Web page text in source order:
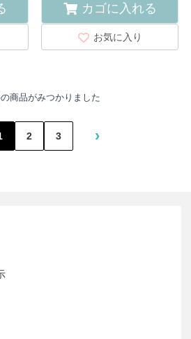
カゴに入れる
お気に入り
商品がみつかりました
2 3 ›